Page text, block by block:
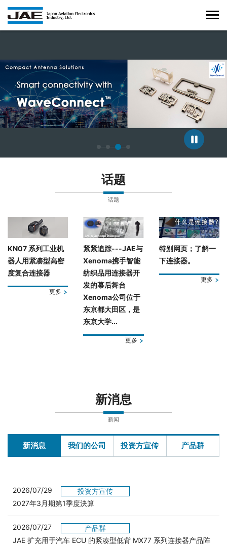
话题
话题
KN07 系列工业机
器人用紧凑型高密
度复合连接器
更多
紧紧追踪---JAE与
Xenoma携手智能
纺织品用连接器开
发的幕后舞台
Xenoma公司位于
东京都大田区，是
东京大学...
更多
特别网页；了解一
下连接器。
更多
新消息
新闻
新消息 我们的公司 投资方宣传 产品群
2026/07/29
投资方宣传
2027年3月期第1季度決算
2026/07/27
产品群
JAE 扩充用于汽车 ECU 的紧凑型低背 MX77 系列连接器产品阵